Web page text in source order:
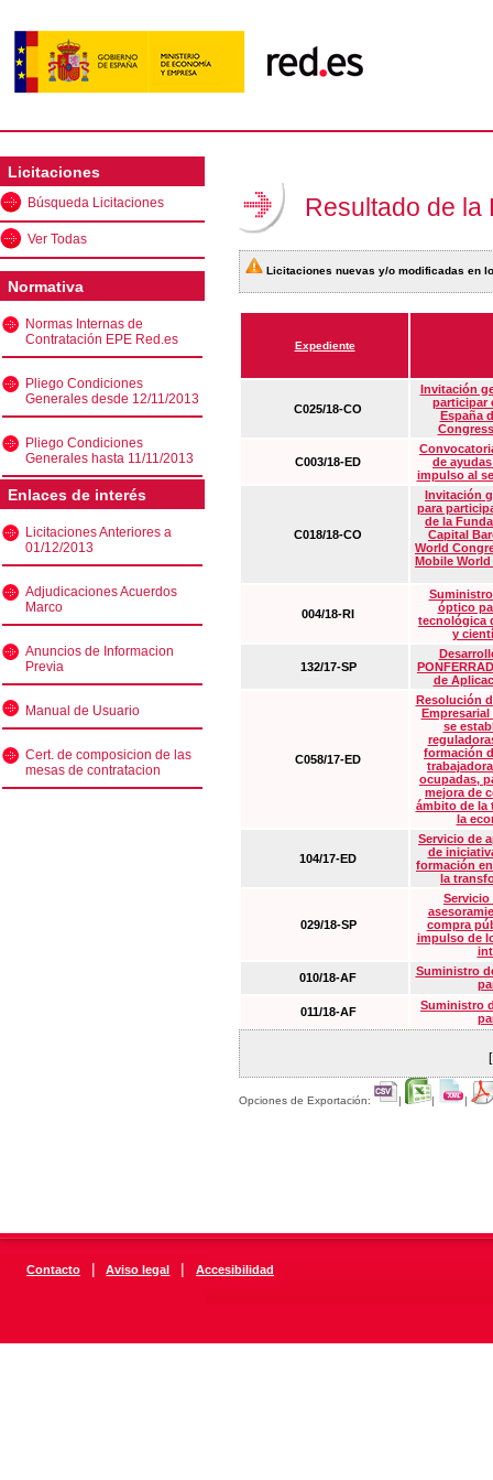
Licitaciones
Búsqueda Licitaciones
Ver Todas
Normativa
Normas Internas de
Contratación EPE Red.es
Pliego Condiciones
Generales desde 12/11/2013
Pliego Condiciones
Generales hasta 11/11/2013
Enlaces de interés
Licitaciones Anteriores a
01/12/2013
Adjudicaciones Acuerdos
Marco
Anuncios de Informacion
Previa
Manual de Usuario
Cert. de composicion de las
mesas de contratacion
Resultado de la
Licitaciones nuevas y/o modificadas en
Expediente
C025/18-CO
Invitación
participar
España
C003/18-ED
de
impulso al
C018/18-CO
Invitación
para
de la
Capital
World
Mobile
004/18-RI
óptico
tecnológica
y
132/17-SP
de
C058/17-ED
Resolución
Empresarial
se
formación
ocupadas,
mejora de
ámbito de la
la
104/17-ED
Servicio de
de
formación
la
029/18-SP
Servicio
compra
impulso de
010/18-AF
Suministro
011/18-AF
Suministro
Opciones de Exportación: | | |
Contacto | Aviso legal | Accesibilidad